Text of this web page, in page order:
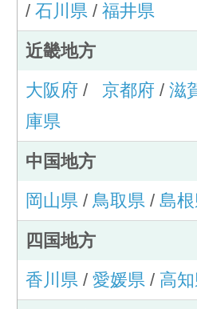
/ 石川県/ 福井県
近畿地方
大阪府 / 京都府 / 滋
庫県
中国地方
岡山県/ 鳥取県/ 島
四国地方
香川県/ 愛媛県/ 高